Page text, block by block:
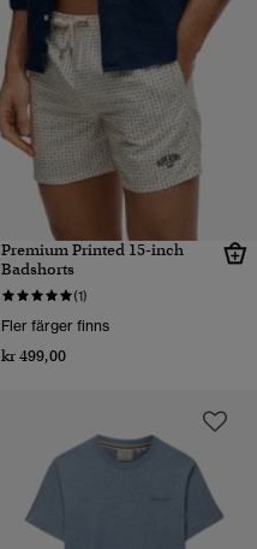
Premium Printed 15-inch
Badshorts
(1)
Fler färger finns
kr 499,00